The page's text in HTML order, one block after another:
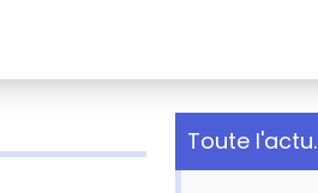
Toute l'actu.